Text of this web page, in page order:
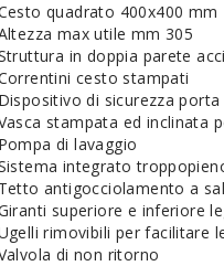
quadrato 400x400 mm
max utile mm 305
in doppia parete
cesto stampati
Dispositivo di sicurezza
stampata ed inclinata
Pompa di lavaggio
integrato
Tetto antigocciolamento a
superiore e inferiore
rimovibili per facilitare
di non ritorno